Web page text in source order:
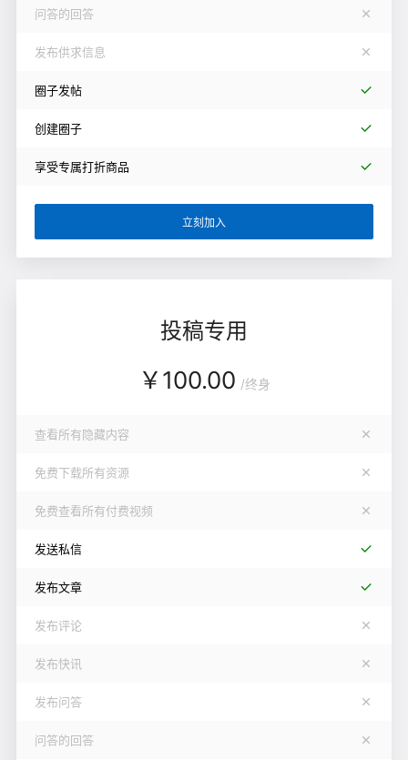
问答的回答
发布供求信息
圈子发帖
创建圈子
享受专属打折商品
立刻加入
投稿专用
￥100.00 /终身
查看所有隐藏内容
免费下载所有资源
免费查看所有付费视频
发送私信
发布文章
发布评论
发布快讯
发布问答
问答的回答